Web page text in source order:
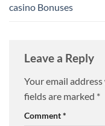
casino Bonuses
Leave a Reply
Your email
fields are marked *
Comment*